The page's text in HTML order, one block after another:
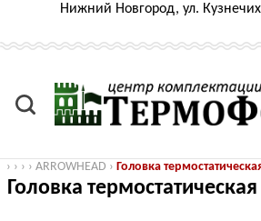
Нижний Новгород, ул.
› › › › ARROWHEAD › Головка
Головка